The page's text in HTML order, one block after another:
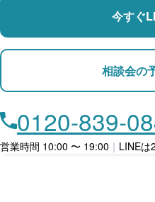
支払い対応
ローン利用
店舗・事務所対応
今すぐ
相談会の
0120-839-
営業時間 10:00 〜 19:00 ｜ LINEは